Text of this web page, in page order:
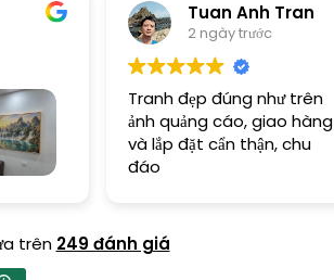
Tuan Anh Tran
2 ngày trước
Tranh đẹp đúng như trên
ảnh quảng cáo, giao hàng
và lắp đặt cẩn thận, chu
đáo
trên 249 đánh giá